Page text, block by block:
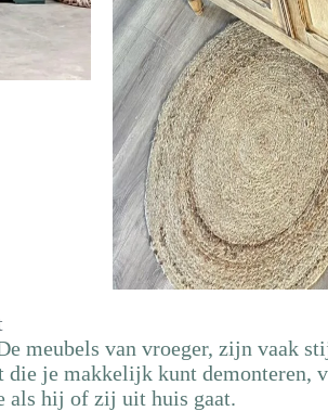
meubels van vroeger, zijn vaak
je makkelijk kunt demonteren,
als hij of zij uit huis gaat.